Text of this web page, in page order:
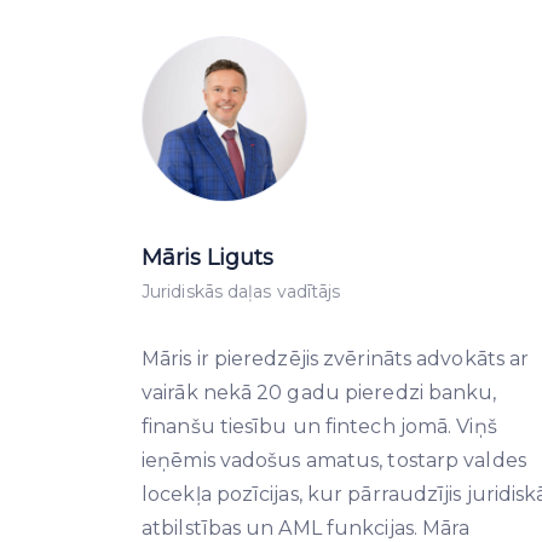
Māris Liguts
Juridiskās daļas vadītājs
Māris ir pieredzējis zvērināts advokāts ar
vairāk nekā 20 gadu pieredzi banku,
finanšu tiesību un fintech jomā. Viņš
ieņēmis vadošus amatus, tostarp valdes
locekļa pozīcijas, kur pārraudzījis
atbilstības un AML funkcijas. Māra